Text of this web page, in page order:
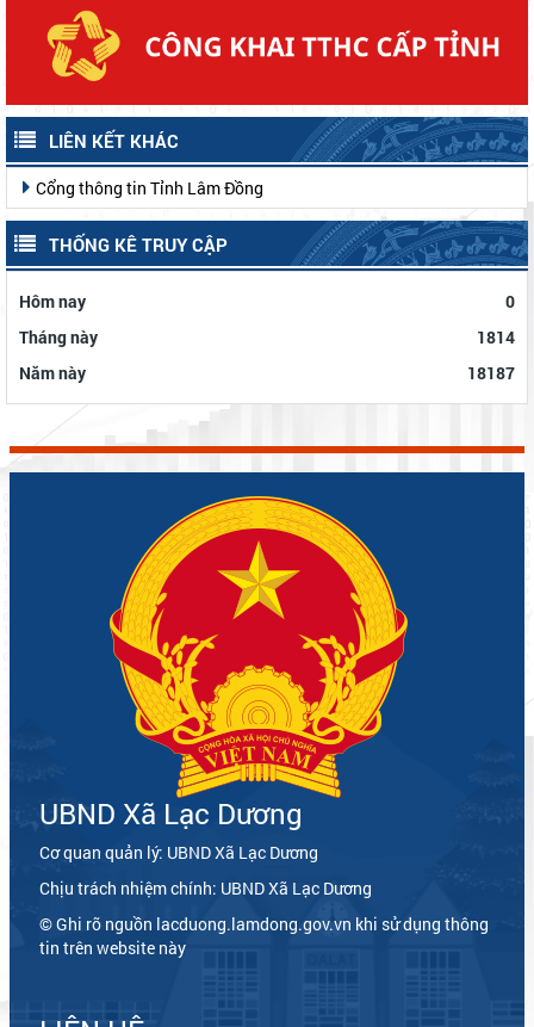
LIÊN KẾT KHÁC
Cổng thông tin Tỉnh Lâm Đồng
THỐNG KÊ TRUY CẬP
Hôm nay
0
Tháng này
1814
Năm này
18187
UBND Xã Lạc Dương
Cơ quan quản lý: UBND Xã Lạc Dương
Chịu trách nhiệm chính: UBND Xã Lạc Dương
© Ghi rõ nguồn lacduong.lamdong.gov.vn khi sử dụng thông
tin trên website này